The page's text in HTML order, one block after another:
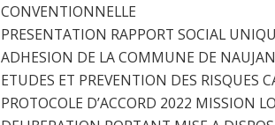
CONVENTIONNELLE
PRESENTATION RAPPORT SOCIAL
ADHESION DE LA COMMUNE DE
ETUDES ET PREVENTION DES RISQUES
PROTOCOLE D’ACCORD 2022 MISSION